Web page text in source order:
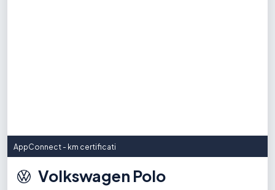
AppConnect - km certificati
Volkswagen Polo